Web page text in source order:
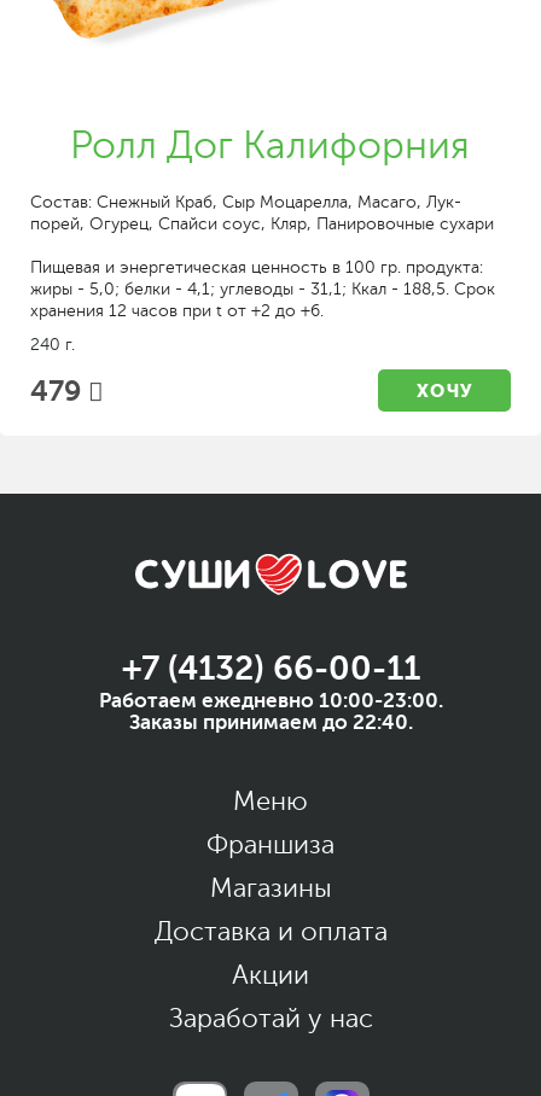
Ролл Дог Калифорния
Состав: Снежный Краб, Сыр Моцарелла, Масаго, Лук-
порей, Огурец, Спайси соус, Кляр, Панировочные сухари
Пищевая и энергетическая ценность в 100 гр. продукта:
жиры - 5,0; белки - 4,1; углеводы - 31,1; Ккал - 188,5. Срок
хранения 12 часов при t от +2 до +6.
240 г.
479 ХОЧУ
+7 (4132) 66-00-11
Работаем ежедневно 10:00-23:00.
Заказы принимаем до 22:40.
Меню
Франшиза
Магазины
Доставка и оплата
Акции
Заработай у нас